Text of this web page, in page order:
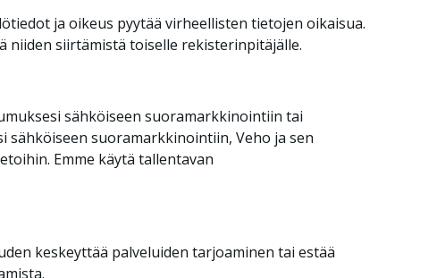
ja oikeus pyytää virheellisten tietojen oikaisua.
niiden siirtämistä toiselle rekisterinpitäjälle.
sähköiseen suoramarkkinointiin tai
suoramarkkinointiin, Veho ja sen
Emme käytä tallentavan
keskeyttää palveluiden tarjoaminen tai estää